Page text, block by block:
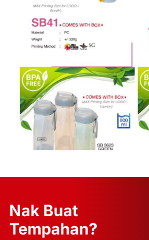
Nak Buat
Tempahan?